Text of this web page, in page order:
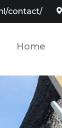
contact/
Home